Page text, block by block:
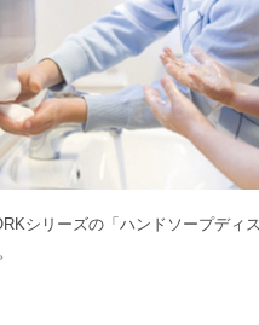
シリーズの「ハンドソープディ